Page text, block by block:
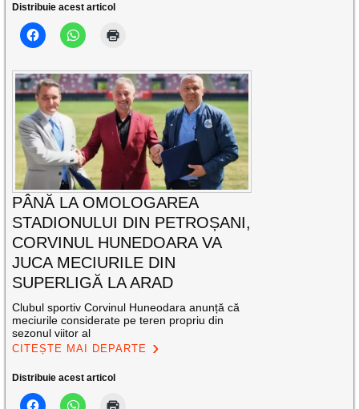
Distribuie acest articol
PÂNĂ LA OMOLOGAREA
STADIONULUI DIN PETROȘANI,
CORVINUL HUNEDOARA VA
JUCA MECIURILE DIN
SUPERLIGĂ LA ARAD
Clubul sportiv Corvinul Huneodara anunță că
meciurile considerate pe teren propriu din
sezonul viitor al
CITEȘTE MAI DEPARTE
Distribuie acest articol